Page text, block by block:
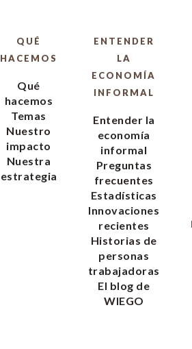
QUÉ
HACEMOS
Qué
hacemos
Temas
Nuestro
impacto
Nuestra
estrategia
ENTENDER
LA
ECONOMÍA
INFORMAL
Entender la
economía
informal
Preguntas
frecuentes
Estadísticas
Innovaciones
recientes
Historias de
personas
trabajadoras
El blog de
WIEGO